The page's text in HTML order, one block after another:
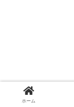
ホーム